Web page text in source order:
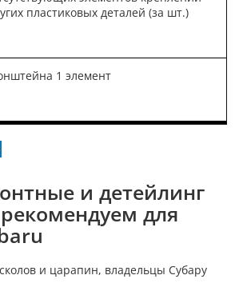
пластиковых деталей (за шт.)
1 элемент
и детейлинг
для
и царапин, владельцы Субару